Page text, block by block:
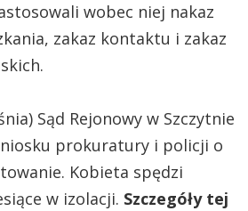
wobec niej nakaz
zakaz kontaktu i zakaz
Sąd Rejonowy w Szczytnie
prokuratury i policji o
Kobieta spędzi
w izolacji. Szczegóły tej